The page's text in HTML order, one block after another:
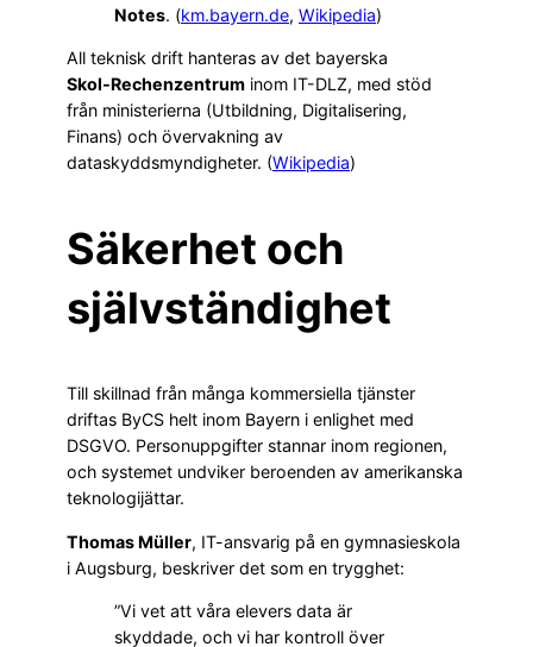
Notes. (km.bayern.de, Wikipedia)
All teknisk drift hanteras av det bayerska
Skol‑Rechenzentrum inom IT-DLZ, med stöd
från ministerierna (Utbildning, Digitalisering,
Finans) och övervakning av
dataskyddsmyndigheter. (Wikipedia)
Säkerhet och
självständighet
Till skillnad från många kommersiella tjänster
driftas ByCS helt inom Bayern i enlighet med
DSGVO. Personuppgifter stannar inom regionen,
och systemet undviker beroenden av amerikanska
teknologijättar.
Thomas Müller, IT-ansvarig på en gymnasieskola
i Augsburg, beskriver det som en trygghet:
”Vi vet att våra elevers data är
skyddade, och vi har kontroll över